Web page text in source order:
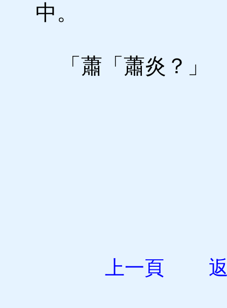
中。
「蕭「蕭炎？」
上一頁